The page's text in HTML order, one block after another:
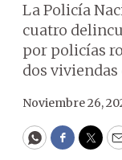
La Policía
cuatro
por policías
dos viviendas
Noviembre 26,
WhatsApp